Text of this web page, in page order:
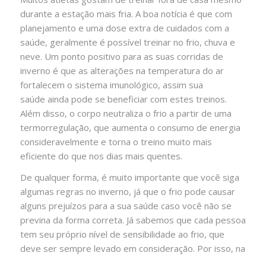
durante a estação mais fria. A boa notícia é que com
planejamento e uma dose extra de cuidados com a
saúde, geralmente é possível treinar no frio, chuva e
neve. Um ponto positivo para as suas corridas de
inverno é que as alterações na temperatura do ar
fortalecem o sistema imunológico, assim sua
saúde ainda pode se beneficiar com estes treinos.
Além disso, o corpo neutraliza o frio a partir de uma
termorregulação, que aumenta o consumo de energia
consideravelmente e torna o treino muito mais
eficiente do que nos dias mais quentes.
De qualquer forma, é muito importante que você siga
algumas regras no inverno, já que o frio pode causar
alguns prejuízos para a sua saúde caso você não se
previna da forma correta. Já sabemos que cada pessoa
tem seu próprio nível de sensibilidade ao frio, que
deve ser sempre levado em consideração. Por isso, na